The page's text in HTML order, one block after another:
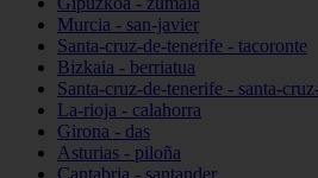
Murcia - san-javier
Santa-cruz-de-tenerife - tacoronte
Bizkaia - berriatua
Santa-cruz-de-tenerife - santa-
La-rioja - calahorra
Girona - das
Asturias - piloña
Cantabria - santander